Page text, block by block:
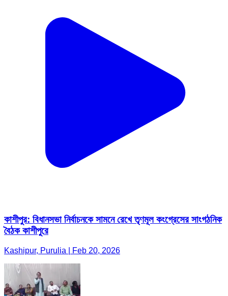
কাশীপুর: বিধানসভা নির্বাচনকে সামনে রেখে তৃণমূল কংগ্রেসের সাংগঠনিক
বৈঠক কাশীপুরে
Kashipur, Purulia | Feb 20, 2026